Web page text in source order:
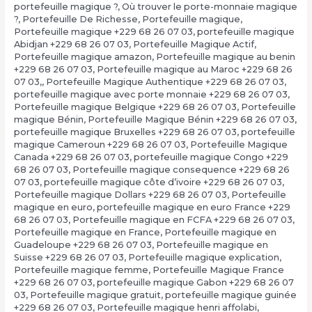
portefeuille magique ?, Où trouver le porte-monnaie magique
?, Portefeuille De Richesse, Portefeuille magique,
Portefeuille magique +229 68 26 07 03, portefeuille magique
Abidjan +229 68 26 07 03, Portefeuille Magique Actif,
Portefeuille magique amazon, Portefeuille magique au benin
+229 68 26 07 03, Portefeuille magique au Maroc +229 68 26
07 03,, Portefeuille Magique Authentique +229 68 26 07 03,
portefeuille magique avec porte monnaie +229 68 26 07 03,
Portefeuille magique Belgique +229 68 26 07 03, Portefeuille
magique Bénin, Portefeuille Magique Bénin +229 68 26 07 03,
portefeuille magique Bruxelles +229 68 26 07 03, portefeuille
magique Cameroun +229 68 26 07 03, Portefeuille Magique
Canada +229 68 26 07 03, portefeuille magique Congo +229
68 26 07 03, Portefeuille magique consequence +229 68 26
07 03, portefeuille magique côte d’ivoire +229 68 26 07 03,
Portefeuille magique Dollars +229 68 26 07 03, Portefeuille
magique en euro, portefeuille magique en euro France +229
68 26 07 03, Portefeuille magique en FCFA +229 68 26 07 03,
Portefeuille magique en France, Portefeuille magique en
Guadeloupe +229 68 26 07 03, Portefeuille magique en
Suisse +229 68 26 07 03, Portefeuille magique explication,
Portefeuille magique femme, Portefeuille Magique France
+229 68 26 07 03, portefeuille magique Gabon +229 68 26 07
03, Portefeuille magique gratuit, portefeuille magique guinée
+229 68 26 07 03, Portefeuille magique henri affolabi,